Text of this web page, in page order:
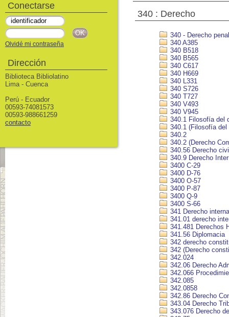
340 : Derecho
340 - Derecho penal
340 A385
340 B518
340 B565
340 C617
340 H669
340 L331
340 S726
340 T727
340 V493
340 V945
340.1 Filosofía del
340.1 (Filosofía del
340.2
340.2 (Derecho
340.56 Derecho
340.9 Derecho
3400 C-29
3400 D-76
3400 O-57
3400 P-87
3400 Q-9
3400 S-66
341 Derecho
341.01 derecho
341.481 Derechos
341.56 Diplomacia
342 derecho
342 (Derecho
342.024
342.06 Derecho
342.066
342.085
342.0858
342.86 Derecho
343.04 Derecho
343.076 Derecho
Conectarse
Olvidé mi contraseña
Dirección
Biblioteca Bibliolatino
Lima - Cuenca
Perú - Ecuador
00593-74081573
00593-988661259
contacto